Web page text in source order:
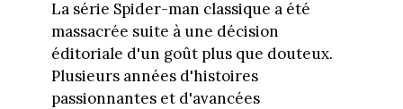
La série Spider-man classique a été
massacrée suite à une décision
éditoriale d'un goût plus que douteux.
Plusieurs années d'histoires
passionnantes et d'avancées